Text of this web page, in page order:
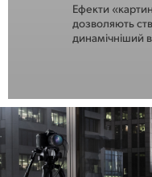
Ефекти
дозволяють
динамічніший